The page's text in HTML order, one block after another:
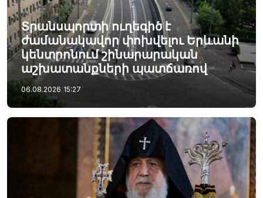
Տրանսպորտի ուղեգիծ է
ժամանակավոր փոխվելու Երևանի
կենտրոնում շինարարական
աշխատանքների պատճառով
06.08.2026 15:27